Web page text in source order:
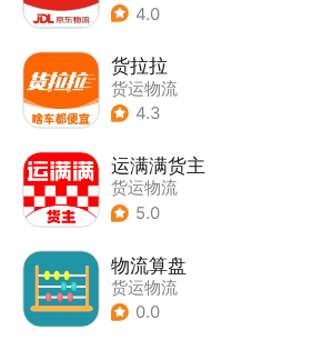
4.0
货拉拉
货运物流
4.3
运满满货主
货运物流
5.0
物流算盘
货运物流
0.0